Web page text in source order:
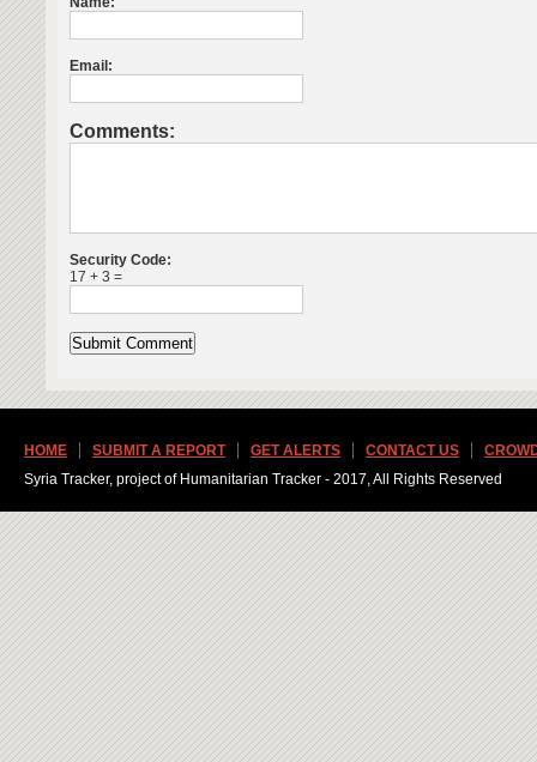
Email:
Comments:
Security Code:
17 + 3 =
HOME SUBMIT A REPORT GET ALERTS CONTACT US
Syria Tracker, project of Humanitarian Tracker - 2017, All Rights Reserved